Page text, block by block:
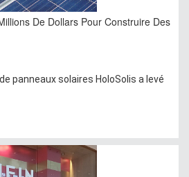
De Dollars Pour Construire Des
panneaux solaires HoloSolis a levé